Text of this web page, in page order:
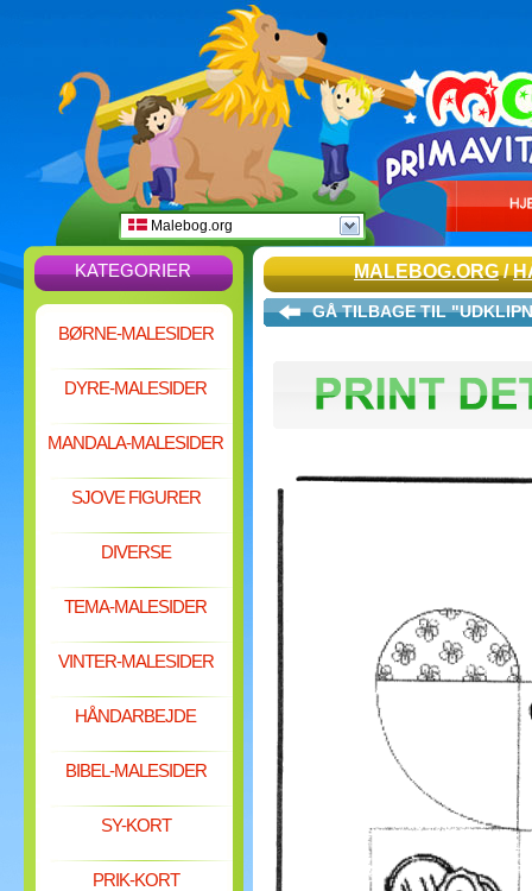
Malebog.org
KATEGORIER
BØRNE-MALESIDER
DYRE-MALESIDER
MANDALA-MALESIDER
SJOVE FIGURER
DIVERSE
TEMA-MALESIDER
VINTER-MALESIDER
HÅNDARBEJDE
BIBEL-MALESIDER
SY-KORT
PRIK-KORT
MALEBOG.ORG/
GÅ TILBAGE TIL